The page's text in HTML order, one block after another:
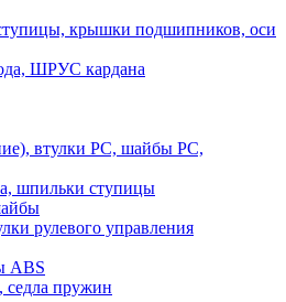
крышки подшипников, оси
ШРУС кардана
втулки РС, шайбы РС,
шпильки ступицы
рулевого управления
ABS
седла пружин